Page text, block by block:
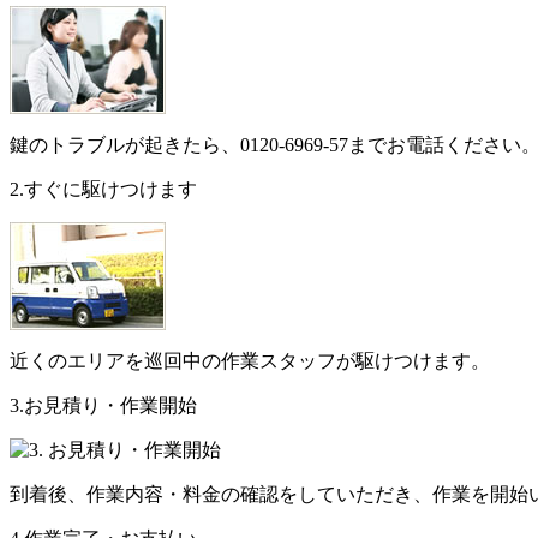
鍵のトラブルが起きたら、 0120-6969-57までお電話ください。
2.すぐに駆けつけます
近くのエリアを巡回中の作業スタッフが駆けつけます。
3.お見積り・作業開始
到着後、作業内容・料金の確認をしていただき、作業を開始